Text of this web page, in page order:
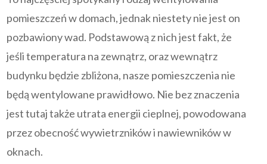
pomieszczeń w domach, jednak niestety nie jest on
pozbawiony wad. Podstawową z nich jest fakt, że
jeśli temperatura na zewnątrz, oraz wewnątrz
budynku będzie zbliżona, nasze pomieszczenia nie
będą wentylowane prawidłowo. Nie bez znaczenia
jest tutaj także utrata energii cieplnej, powodowana
przez obecność wywietrzników i nawiewników w
oknach.